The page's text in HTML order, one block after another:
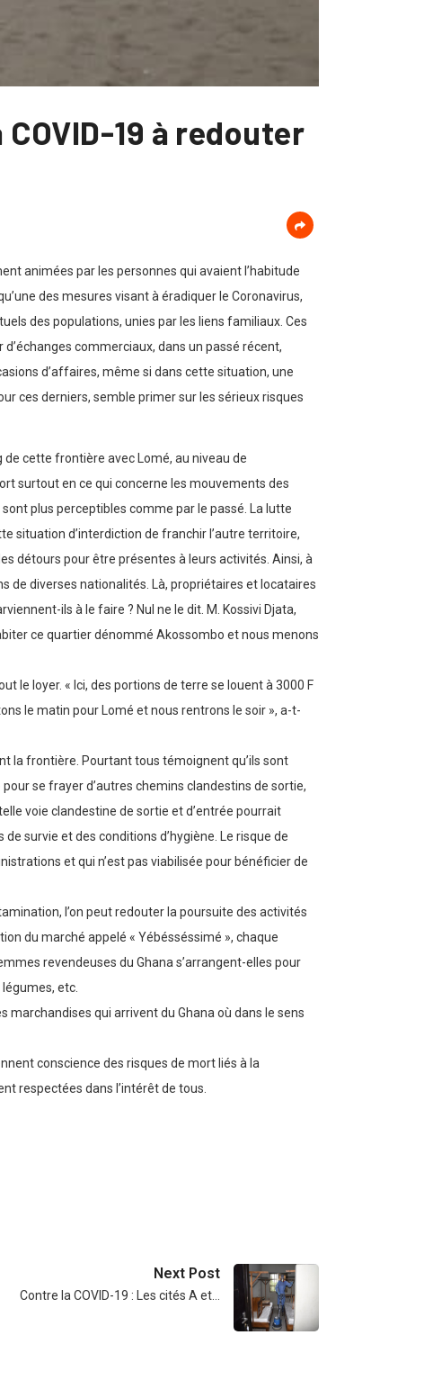
19 à redouter
animées par les personnes qui avaient l’habitude
des mesures visant à éradiquer le Coronavirus,
des populations, unies par les liens familiaux. Ces
commerciaux, dans un passé récent,
d’affaires, même si dans cette situation, une
ces derniers, semble primer sur les sérieux risques
de cette frontière avec Lomé, au niveau de
surtout en ce qui concerne les mouvements des
plus perceptibles comme par le passé. La lutte
situation d’interdiction de franchir l’autre territoire,
détours pour être présentes à leurs activités. Ainsi, à
de diverses nationalités. Là, propriétaires et locataires
ils à le faire ? Nul ne le dit. M. Kossivi Djata,
ce quartier dénommé Akossombo et nous menons
le loyer. « Ici, des portions de terre se louent à 3000 F
le matin pour Lomé et nous rentrons le soir », a-t-
la frontière. Pourtant tous témoignent qu’ils sont
se frayer d’autres chemins clandestins de sortie,
voie clandestine de sortie et d’entrée pourrait
survie et des conditions d’hygiène. Le risque de
et qui n’est pas viabilisée pour bénéficier de
l’on peut redouter la poursuite des activités
du marché appelé « Yébésséssimé », chaque
revendeuses du Ghana s’arrangent-elles pour
etc.
qui arrivent du Ghana où dans le sens
conscience des risques de mort liés à la
respectées dans l’intérêt de tous.
Next Post
Contre la COVID-19 : Les cités A et…